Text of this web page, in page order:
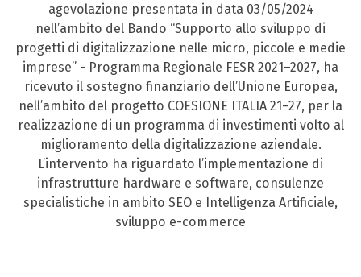
agevolazione presentata in data 03/05/2024
nell’ambito del Bando “Supporto allo sviluppo di
progetti di digitalizzazione nelle micro, piccole e medie
imprese” - Programma Regionale FESR 2021–2027, ha
ricevuto il sostegno finanziario dell’Unione Europea,
nell’ambito del progetto COESIONE ITALIA 21–27, per la
realizzazione di un programma di investimenti volto al
miglioramento della digitalizzazione aziendale.
L’intervento ha riguardato l’implementazione di
infrastrutture hardware e software, consulenze
specialistiche in ambito SEO e Intelligenza Artificiale,
sviluppo e-commerce